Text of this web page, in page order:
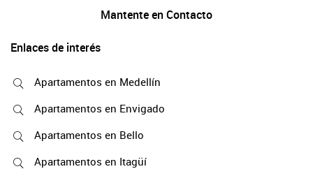
Mantente en Contacto
Enlaces de interés
Apartamentos en Medellín
Apartamentos en Envigado
Apartamentos en Bello
Apartamentos en Itagüí